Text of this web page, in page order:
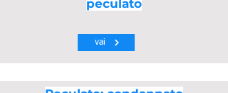
peculato
vai